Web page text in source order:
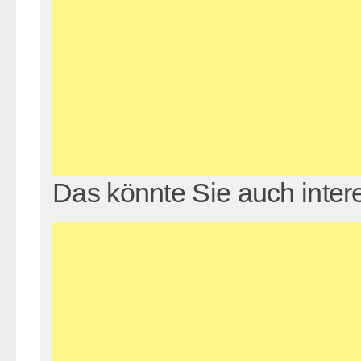
Das könnte Sie auch